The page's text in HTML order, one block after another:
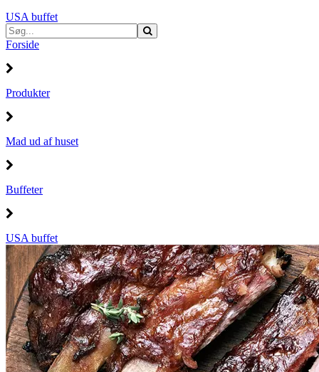
USA buffet
Forside
Produkter
Mad ud af huset
Buffeter
USA buffet